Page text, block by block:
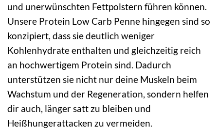
und unerwünschten Fettpolstern führen können.
Unsere Protein Low Carb Penne hingegen sind so
konzipiert, dass sie deutlich weniger
Kohlenhydrate enthalten und gleichzeitig reich
an hochwertigem Protein sind. Dadurch
unterstützen sie nicht nur deine Muskeln beim
Wachstum und der Regeneration, sondern helfen
dir auch, länger satt zu bleiben und
Heißhungerattacken zu vermeiden.